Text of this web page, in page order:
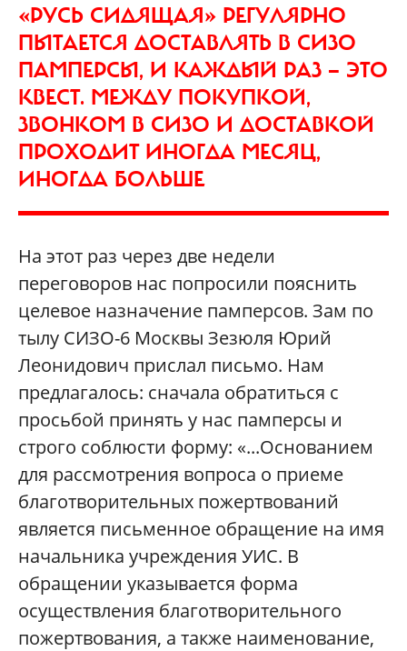
«РУСЬ СИДЯЩАЯ» РЕГУЛЯРНО
ПЫТАЕТСЯ ДОСТАВЛЯТЬ В СИЗО
ПАМПЕРСЫ, И КАЖДЫЙ РАЗ — ЭТО
КВЕСТ. МЕЖДУ ПОКУПКОЙ,
ЗВОНКОМ В СИЗО И ДОСТАВКОЙ
ПРОХОДИТ ИНОГДА МЕСЯЦ,
ИНОГДА БОЛЬШЕ
На этот раз через две недели
переговоров нас попросили пояснить
целевое назначение памперсов. Зам по
тылу СИЗО-6 Москвы Зезюля Юрий
Леонидович прислал письмо. Нам
предлагалось: сначала обратиться с
просьбой принять у нас памперсы и
строго соблюсти форму: «...Основанием
для рассмотрения вопроса о приеме
благотворительных пожертвований
является письменное обращение на имя
начальника учреждения УИС. В
обращении указывается форма
осуществления благотворительного
пожертвования, а также наименование,